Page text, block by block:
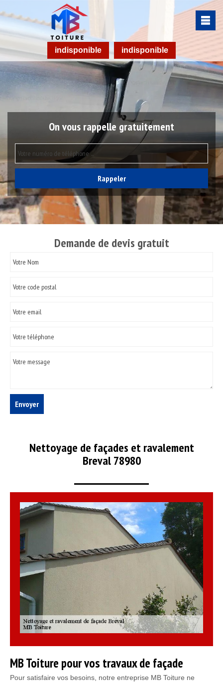
indisponible indisponible
On vous rappelle gratuitement
Demande de devis gratuit
Nettoyage de façades et ravalement
Breval 78980
MB Toiture pour vos travaux de façade
Pour satisfaire vos besoins, notre entreprise MB Toiture ne